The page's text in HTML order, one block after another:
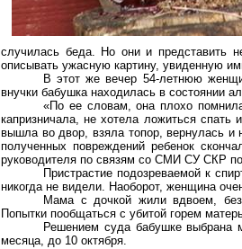
случилась беда. Но они и представить
описывать ужасную картину, увиденную
В этот же вечер 54-летнюю
внучки бабушка находилась в состоянии
«По ее словам, она плохо
капризничала, не хотела ложиться
вышла во двор, взяла топор, вернулась и
полученных повреждений ребенок
руководителя по связям со СМИ СУ СКР
Пристрастие подозреваемой к
никогда не видели. Наоборот, женщина
Мама с дочкой жили вдвоем,
Попытки пообщаться с убитой горем
Решением суда бабушке выбрана
месяца, до 10 октября.